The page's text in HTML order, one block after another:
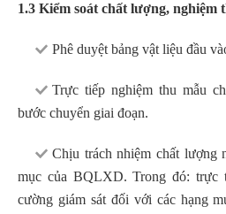
1.3 Kiểm soát chất lượng, nghiệm
Phê duyệt bảng vật liệu đầu
Trực tiếp nghiệm thu mẫu
bước chuyển giai đoạn.
Chịu trách nhiệm chất lượng
mục của BQLXD. Trong đó: trực
cường giám sát đối với các hạng